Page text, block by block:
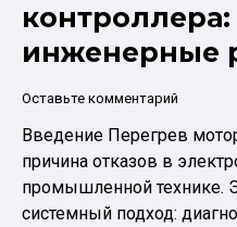
инженерные
Оставьте комментарий
Введение Перегрев
причина отказов в
промышленной технике.
системный подход: